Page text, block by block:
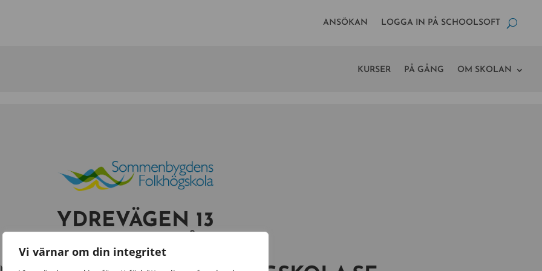
Vi värnar om din integritet
ANSÖKAN LOGGA IN PÅ SCHOOLSOFT
KURSER PÅ GÅNG OM SKOLAN
YDREVÄGEN 13
573 35 TRANÅS